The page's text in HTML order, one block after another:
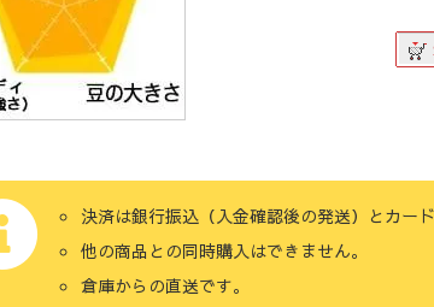
決済は銀行振込（入金確認後の発送）とカー
他の商品との同時購入はできません。
倉庫からの直送です。